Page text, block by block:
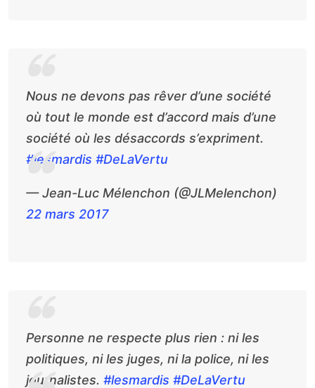
Nous ne devons pas rêver d’une société
où tout le monde est d’accord mais d’une
société où les désaccords s’expriment.
#lesmardis #DeLaVertu
— Jean-Luc Mélenchon (@JLMelenchon)
22 mars 2017
Personne ne respecte plus rien : ni les
politiques, ni les juges, ni la police, ni les
journalistes. #lesmardis #DeLaVertu